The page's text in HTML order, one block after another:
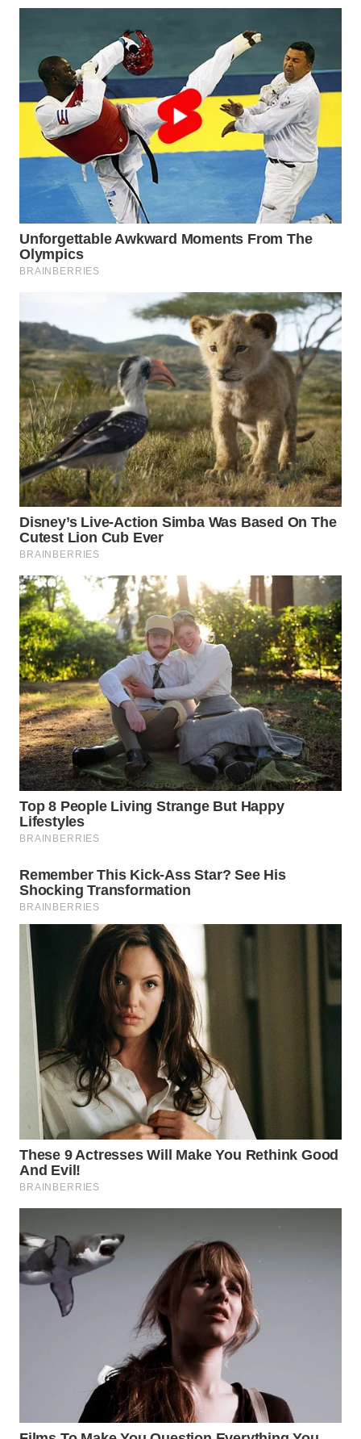
WN
DEPOK
WN
TAPANULI
SAMOSIR
WN
WN
SUMEDANG
WN
CIANJUR
WN
KEPULAUAN
SERIBU
WN
WN
BINJAI
WN
CIREBON
WN
INDRAMAYU
WN
KUNINGAN
MAJALENGKA
WN
SUBANG
SUKABUMI
WN
PURWAKARTA
WN
PRIANGAN
TIMUR
WN
SEMARANG
SOLO
WN
BOROBUDUR
SURABAYA